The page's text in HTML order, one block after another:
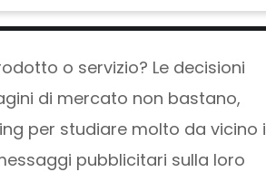
o servizio? Le decisioni
di mercato non bastano,
per studiare molto da vicino i
pubblicitari sulla loro